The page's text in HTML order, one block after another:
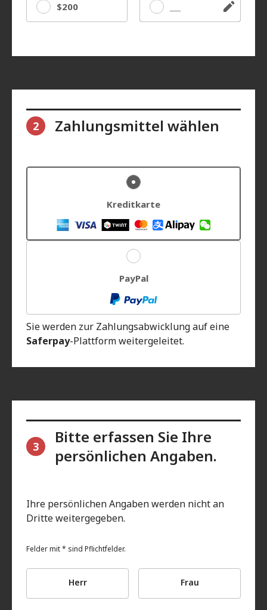
$200 Sonstige
2 Zahlungsmittel wählen
Kreditkarte
PayPal
Sie werden zur Zahlungsabwicklung auf eine
Saferpay-Plattform weitergeleitet.
3
Bitte erfassen Sie Ihre
persönlichen Angaben.
Ihre persönlichen Angaben werden nicht an
Dritte weitergegeben.
Felder mit * sind Pflichtfelder.
Herr Frau